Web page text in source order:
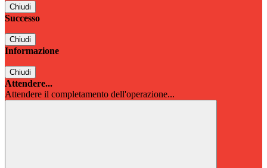
Chiudi
Successo
Chiudi
Informazione
Chiudi
Attendere...
Attendere il completamento dell'operazione...